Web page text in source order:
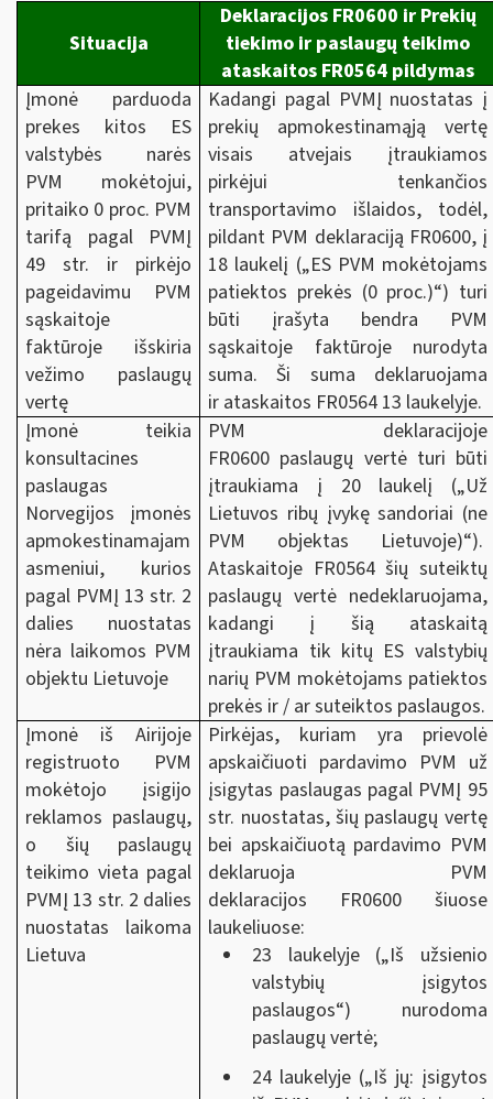
Situacija
Deklaracijos FR0600 ir Prekių
tiekimo ir paslaugų teikimo
ataskaitos FR0564 pildymas
Įmonė parduoda
prekes kitos ES
valstybės narės
PVM mokėtojui,
pritaiko 0 proc. PVM
tarifą pagal PVMĮ
49 str. ir pirkėjo
pageidavimu PVM
sąskaitoje
faktūroje išskiria
vežimo paslaugų
vertę
Kadangi pagal PVMĮ nuostatas į
prekių apmokestinamąją vertę
visais atvejais įtraukiamos
pirkėjui tenkančios
transportavimo išlaidos, todėl,
pildant PVM deklaraciją FR0600, į
18 laukelį („ES PVM mokėtojams
patiektos prekės (0 proc.)“) turi
būti įrašyta bendra PVM
sąskaitoje faktūroje nurodyta
suma. Ši suma deklaruojama
ir ataskaitos FR0564 13 laukelyje.
Įmonė teikia
konsultacines
paslaugas
Norvegijos įmonės
apmokestinamajam
asmeniui, kurios
pagal PVMĮ 13 str. 2
dalies nuostatas
nėra laikomos PVM
objektu Lietuvoje
PVM deklaracijoje
FR0600 paslaugų vertė turi būti
įtraukiama į 20 laukelį („Už
Lietuvos ribų įvykę sandoriai (ne
PVM objektas Lietuvoje)“).
Ataskaitoje FR0564 šių suteiktų
paslaugų vertė nedeklaruojama,
kadangi į šią ataskaitą
įtraukiama tik kitų ES valstybių
narių PVM mokėtojams patiektos
prekės ir / ar suteiktos paslaugos.
Įmonė iš Airijoje
registruoto PVM
mokėtojo įsigijo
reklamos paslaugų,
o šių paslaugų
teikimo vieta pagal
PVMĮ 13 str. 2 dalies
nuostatas laikoma
Lietuva
Pirkėjas, kuriam yra prievolė
apskaičiuoti pardavimo PVM už
įsigytas paslaugas pagal PVMĮ 95
str. nuostatas, šių paslaugų vertę
bei apskaičiuotą pardavimo PVM
deklaruoja PVM
deklaracijos FR0600 šiuose
laukeliuose:
23 laukelyje („Iš užsienio
valstybių įsigytos
paslaugos“) nurodoma
paslaugų vertė;
24 laukelyje („Iš jų: įsigytos